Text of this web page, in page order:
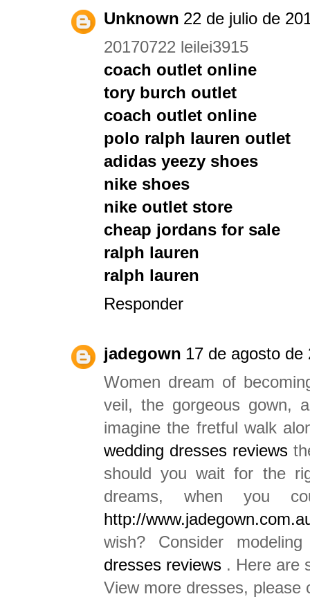
Unknown 22 de julio de
20170722 leilei3915
coach outlet online
tory burch outlet
coach outlet online
polo ralph lauren outlet
adidas yeezy shoes
nike shoes
nike outlet store
cheap jordans for sale
ralph lauren
ralph lauren
Responder
jadegown 17 de agosto de
Women dream of
veil, the gorgeous gown,
imagine the fretful walk
wedding dresses reviews
should you wait for the
dreams, when you
http://
wish? Consider
dresses reviews . Here are
View more dresses, please